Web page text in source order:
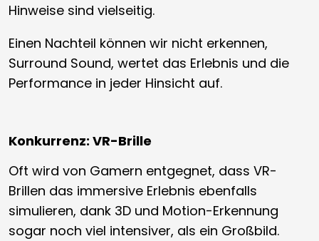
Hinweise sind vielseitig.
Einen Nachteil können wir nicht erkennen,
Surround Sound, wertet das Erlebnis und die
Performance in jeder Hinsicht auf.
Konkurrenz: VR-Brille
Oft wird von Gamern entgegnet, dass VR-
Brillen das immersive Erlebnis ebenfalls
simulieren, dank 3D und Motion-Erkennung
sogar noch viel intensiver, als ein Großbild.